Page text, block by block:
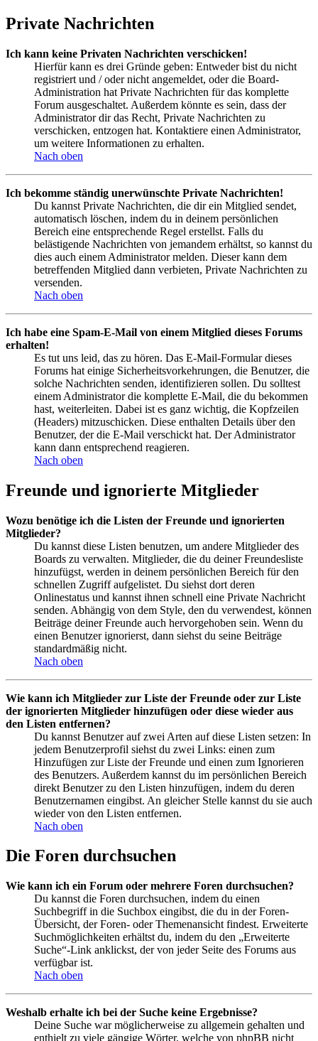
Private Nachrichten
Ich kann keine Privaten Nachrichten verschicken!
Hierfür kann es drei Gründe geben: Entweder bist du nicht
registriert und / oder nicht angemeldet, oder die Board-
Administration hat Private Nachrichten für das komplette
Forum ausgeschaltet. Außerdem könnte es sein, dass der
Administrator dir das Recht, Private Nachrichten zu
verschicken, entzogen hat. Kontaktiere einen Administrator,
um weitere Informationen zu erhalten.
Nach oben
Ich bekomme ständig unerwünschte Private Nachrichten!
Du kannst Private Nachrichten, die dir ein Mitglied sendet,
automatisch löschen, indem du in deinem persönlichen
Bereich eine entsprechende Regel erstellst. Falls du
belästigende Nachrichten von jemandem erhältst, so kannst du
dies auch einem Administrator melden. Dieser kann dem
betreffenden Mitglied dann verbieten, Private Nachrichten zu
versenden.
Nach oben
Ich habe eine Spam-E-Mail von einem Mitglied dieses Forums
erhalten!
Es tut uns leid, das zu hören. Das E-Mail-Formular dieses
Forums hat einige Sicherheitsvorkehrungen, die Benutzer, die
solche Nachrichten senden, identifizieren sollen. Du solltest
einem Administrator die komplette E-Mail, die du bekommen
hast, weiterleiten. Dabei ist es ganz wichtig, die Kopfzeilen
(Headers) mitzuschicken. Diese enthalten Details über den
Benutzer, der die E-Mail verschickt hat. Der Administrator
kann dann entsprechend reagieren.
Nach oben
Freunde und ignorierte Mitglieder
Wozu benötige ich die Listen der Freunde und ignorierten
Mitglieder?
Du kannst diese Listen benutzen, um andere Mitglieder des
Boards zu verwalten. Mitglieder, die du deiner Freundesliste
hinzufügst, werden in deinem persönlichen Bereich für den
schnellen Zugriff aufgelistet. Du siehst dort deren
Onlinestatus und kannst ihnen schnell eine Private Nachricht
senden. Abhängig von dem Style, den du verwendest, können
Beiträge deiner Freunde auch hervorgehoben sein. Wenn du
einen Benutzer ignorierst, dann siehst du seine Beiträge
standardmäßig nicht.
Nach oben
Wie kann ich Mitglieder zur Liste der Freunde oder zur Liste
der ignorierten Mitglieder hinzufügen oder diese wieder aus
den Listen entfernen?
Du kannst Benutzer auf zwei Arten auf diese Listen setzen: In
jedem Benutzerprofil siehst du zwei Links: einen zum
Hinzufügen zur Liste der Freunde und einen zum Ignorieren
des Benutzers. Außerdem kannst du im persönlichen Bereich
direkt Benutzer zu den Listen hinzufügen, indem du deren
Benutzernamen eingibst. An gleicher Stelle kannst du sie auch
wieder von den Listen entfernen.
Nach oben
Die Foren durchsuchen
Wie kann ich ein Forum oder mehrere Foren durchsuchen?
Du kannst die Foren durchsuchen, indem du einen
Suchbegriff in die Suchbox eingibst, die du in der Foren-
Übersicht, der Foren- oder Themenansicht findest. Erweiterte
Suchmöglichkeiten erhältst du, indem du den „Erweiterte
Suche“-Link anklickst, der von jeder Seite des Forums aus
verfügbar ist.
Nach oben
Weshalb erhalte ich bei der Suche keine Ergebnisse?
Deine Suche war möglicherweise zu allgemein gehalten und
enthielt zu viele gängige Wörter, welche von phpBB nicht